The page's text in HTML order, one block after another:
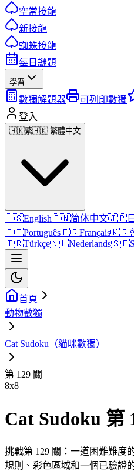
空當接龍
新接龍
蜘蛛接龍
每日謎題
學習
數獨解題器 可列印數獨
登入
🇭🇰繁🇭🇰 繁體中文
🇺🇸English🇨🇳简体中文🇯🇵
🇵🇹Português🇫🇷Français🇰🇷
🇹🇷Türkçe🇳🇱Nederlands🇸🇪
首頁
動物數獨
Cat Sudoku（貓咪數獨）
第 129 關
8x8
Cat Sudoku 第
挑戰第 129 關：一道困難難度
規則、彩色區域和一個已驗證